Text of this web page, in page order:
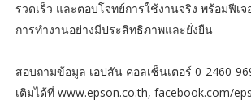
รวดเร็ว และตอบโจทย์การใช้งานจริง พร้อมฟีเ
การทำงานอย่างมีประสิทธิภาพและยั่งยืน
สอบถามข้อมูล เอปสัน คอลเซ็นเตอร์ 0-2460-
เติมได้ที่ www.epson.co.th, facebook.com/